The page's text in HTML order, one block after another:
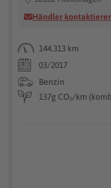
Händler
144.313 km
03/2017
Benzin
137g CO₂/km